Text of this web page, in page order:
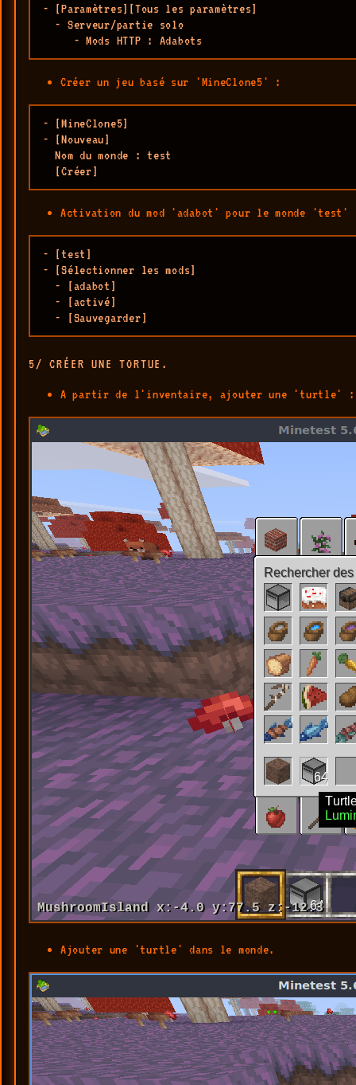
- [Paramètres][Tous les paramètres]
  - Serveur/partie solo
     - Mods HTTP : Adabots
Créer un jeu basé sur 'MineClone5' :
- [MineClone5]
- [Nouveau]
  Nom du monde : test
  [Créer]
Activation du mod 'adabot' pour le monde 'test'
- [test]
- [Sélectionner les mods]
  - [adabot]
  - [activé]
  - [Sauvegarder]
5/ CRÉER UNE TORTUE.
A partir de l'inventaire, ajouter une 'turtle' :
Ajouter une 'turtle' dans le monde.